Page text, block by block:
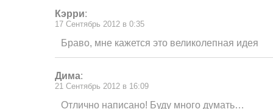
Кэрри:
17 Сентябрь 2012 в 0:35
Браво, мне кажется это великолепная идея
Дима:
21 Сентябрь 2012 в 16:09
Отлично написано! Буду много думать…